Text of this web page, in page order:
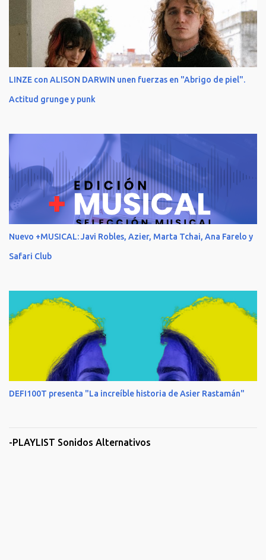
LINZE con ALISON DARWIN unen fuerzas en "Abrigo de piel".
Actitud grunge y punk
Nuevo +MUSICAL: Javi Robles, Azier, Marta Tchai, Ana Farelo y
Safari Club
DEFI100T presenta "La increíble historia de Asier Rastamán"
-PLAYLIST Sonidos Alternativos